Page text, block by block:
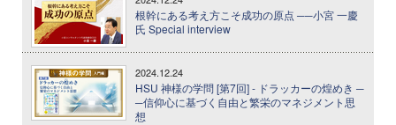
根幹にある考え方こそ成功の原点 ──小宮 一慶
氏 Special interview
2024.12.24
HSU 神様の学問 [第7回] - ドラッカーの煌めき ─
─信仰心に基づく自由と繁栄のマネジメント思
想